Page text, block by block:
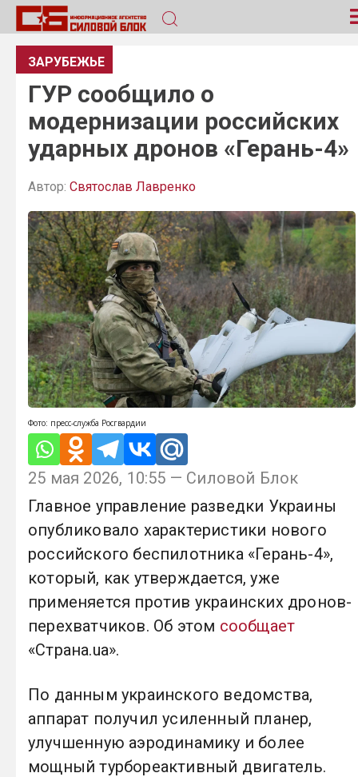
ЗАРУБЕЖЬЕ
ГУР сообщило о
модернизации российских
ударных дронов «Герань-4»
Автор: Святослав Лавренко
Фото: пресс-служба Росгвардии
25 мая 2026, 10:55 — Силовой Блок
Главное управление разведки Украины
опубликовало характеристики нового
российского беспилотника «Герань-4»,
который, как утверждается, уже
применяется против украинских дронов-
перехватчиков. Об этом сообщает
«Страна.ua».
По данным украинского ведомства,
аппарат получил усиленный планер,
улучшенную аэродинамику и более
мощный турбореактивный двигатель.